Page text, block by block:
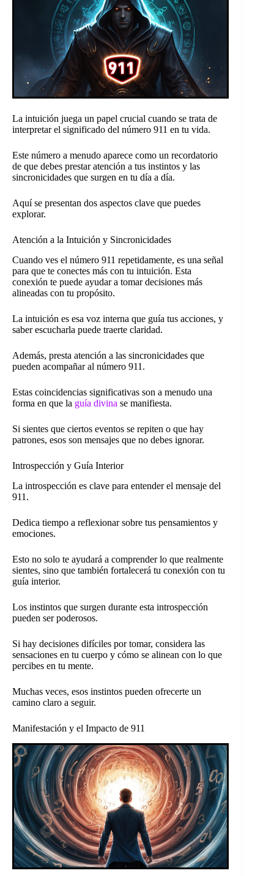
La intuición juega un papel crucial cuando se trata de
interpretar el significado del número 911 en tu vida.
Este número a menudo aparece como un recordatorio
de que debes prestar atención a tus instintos y las
sincronicidades que surgen en tu día a día.
Aquí se presentan dos aspectos clave que puedes
explorar.
Atención a la Intuición y Sincronicidades
Cuando ves el número 911 repetidamente, es una señal
para que te conectes más con tu intuición. Esta
conexión te puede ayudar a tomar decisiones más
alineadas con tu propósito.
La intuición es esa voz interna que guía tus acciones, y
saber escucharla puede traerte claridad.
Además, presta atención a las sincronicidades que
pueden acompañar al número 911.
Estas coincidencias significativas son a menudo una
forma en que la guía divina se manifiesta.
Si sientes que ciertos eventos se repiten o que hay
patrones, esos son mensajes que no debes ignorar.
Introspección y Guía Interior
La introspección es clave para entender el mensaje del
911.
Dedica tiempo a reflexionar sobre tus pensamientos y
emociones.
Esto no solo te ayudará a comprender lo que realmente
sientes, sino que también fortalecerá tu conexión con tu
guía interior.
Los instintos que surgen durante esta introspección
pueden ser poderosos.
Si hay decisiones difíciles por tomar, considera las
sensaciones en tu cuerpo y cómo se alinean con lo que
percibes en tu mente.
Muchas veces, esos instintos pueden ofrecerte un
camino claro a seguir.
Manifestación y el Impacto de 911